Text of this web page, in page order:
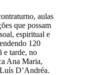
aulas
que possam
espiritual e
120
e tarde, no
Ana Maria,
D’Andréa.